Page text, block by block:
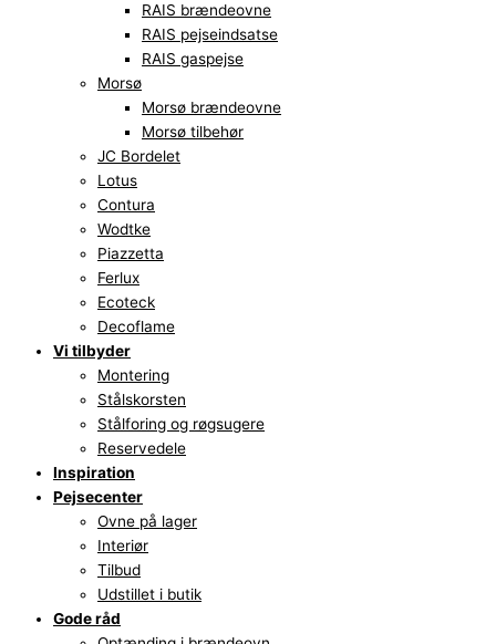
RAIS brændeovne
RAIS pejseindsatse
RAIS gaspejse
Morsø
Morsø brændeovne
Morsø tilbehør
JC Bordelet
Lotus
Contura
Wodtke
Piazzetta
Ferlux
Ecoteck
Decoflame
Vi tilbyder
Montering
Stålskorsten
Stålforing og røgsugere
Reservedele
Inspiration
Pejsecenter
Ovne på lager
Interiør
Tilbud
Udstillet i butik
Gode råd